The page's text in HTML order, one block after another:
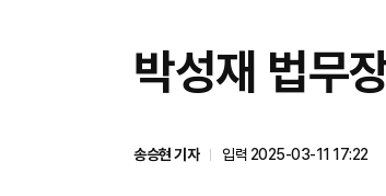
박성재 법무
송승현 기자
입력 2025-03-11 17:22